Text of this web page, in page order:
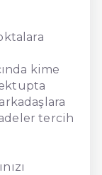
kime
tercih